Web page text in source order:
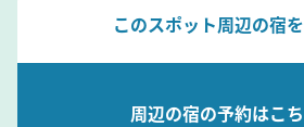
このスポット周辺の宿
周辺の宿の予約はこ